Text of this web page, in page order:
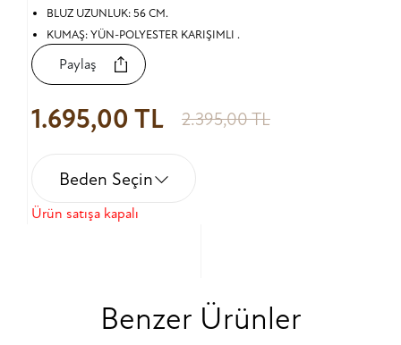
BLUZ UZUNLUK: 56 CM.
KUMAŞ: YÜN-POLYESTER KARIŞIMLI .
Paylaş
1.695,00 TL 2.395,00 TL
Beden Seçin
Ürün satışa kapalı
Benzer Ürünler